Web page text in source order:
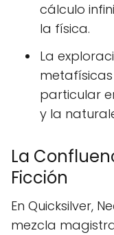
cálculo
la física.
La
particular
y la
La
Ficción
En Quicksilver,
mezcla